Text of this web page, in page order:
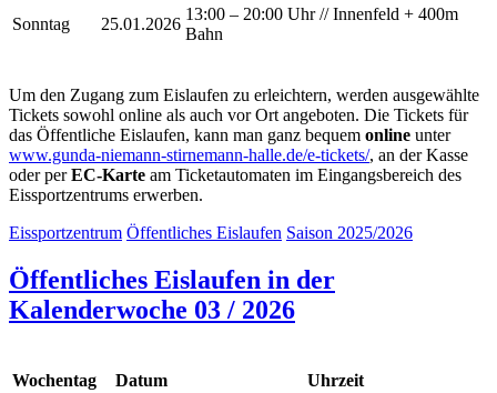
Sonntag
25.01.2026
13:00 – 20:00 Uhr // Innenfeld + 400m
Bahn
Um den Zugang zum Eislaufen zu erleichtern, werden ausgewählte
Tickets sowohl online als auch vor Ort angeboten. Die Tickets für
das Öffentliche Eislaufen, kann man ganz bequem online unter
www.gunda-niemann-stirnemann-halle.de/e-tickets/, an der Kasse
oder perEC-Karte am Ticketautomaten im Eingangsbereich des
Eissportzentrums erwerben.
Eissportzentrum Öffentliches Eislaufen Saison 2025/2026
Öffentliches Eislaufen in der
Kalenderwoche 03 / 2026
Wochentag Datum
Uhrzeit